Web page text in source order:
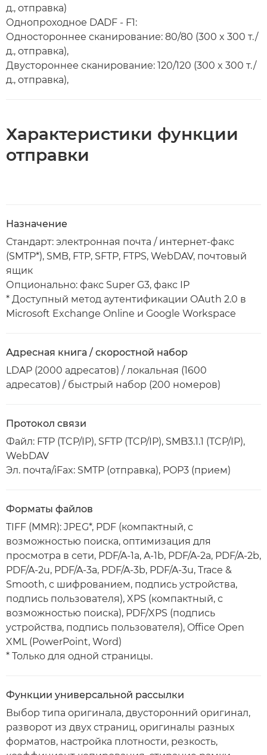
д., отправка)
Однопроходное DADF - F1:
Одностороннее сканирование: 80/80 (300 x 300 т./
д., отправка),
Двустороннее сканирование: 120/120 (300 x 300 т./
д., отправка),
Характеристики функции
отправки
Назначение
Стандарт: электронная почта / интернет-факс
(SMTP*), SMB, FTP, SFTP, FTPS, WebDAV, почтовый
ящик
Опционально: факс Super G3, факс IP
* Доступный метод аутентификации OAuth 2.0 в
Microsoft Exchange Online и Google Workspace
Адресная книга / скоростной набор
LDAP (2000 адресатов) / локальная (1600
адресатов) / быстрый набор (200 номеров)
Протокол связи
Файл: FTP (TCP/IP), SFTP (TCP/IP), SMB3.1.1 (TCP/IP),
WebDAV
Эл. почта/iFax: SMTP (отправка), POP3 (прием)
Форматы файлов
TIFF (MMR): JPEG*, PDF (компактный, с
возможностью поиска, оптимизация для
просмотра в сети, PDF/A-1a, A-1b, PDF/A-2a, PDF/A-2b,
PDF/A-2u, PDF/A-3a, PDF/A-3b, PDF/A-3u, Trace &
Smooth, с шифрованием, подпись устройства,
подпись пользователя), XPS (компактный, с
возможностью поиска), PDF/XPS (подпись
устройства, подпись пользователя), Office Open
XML (PowerPoint, Word)
* Только для одной страницы.
Функции универсальной рассылки
Выбор типа оригинала, двусторонний оригинал,
разворот из двух страниц, оригиналы разных
форматов, настройка плотности, резкость,